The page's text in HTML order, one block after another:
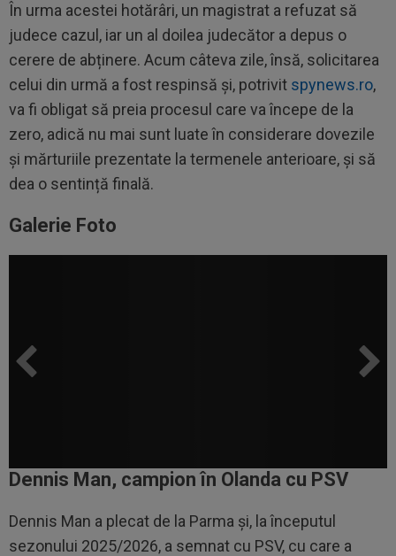
În urma acestei hotărâri, un magistrat a refuzat să
judece cazul, iar un al doilea judecător a depus o
cerere de abținere. Acum câteva zile, însă, solicitarea
celui din urmă a fost respinsă și, potrivit spynews.ro,
va fi obligat să preia procesul care va începe de la
zero, adică nu mai sunt luate în considerare dovezile
și mărturiile prezentate la termenele anterioare, și să
dea o sentință finală.
Galerie Foto
Dennis Man, campion în Olanda cu PSV
Dennis Man a plecat de la Parma și, la începutul
sezonului 2025/2026, a semnat cu PSV, cu care a